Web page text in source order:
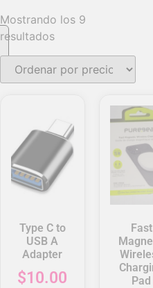
Mostrando los 9
resultados
Type C to
USB A
Adapter
$10.00
Fast
Pad